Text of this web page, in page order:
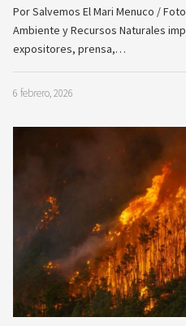
Por Salvemos El Mari Menuco /
Ambiente y Recursos Naturales
expositores, prensa,…
6 febrero, 2026